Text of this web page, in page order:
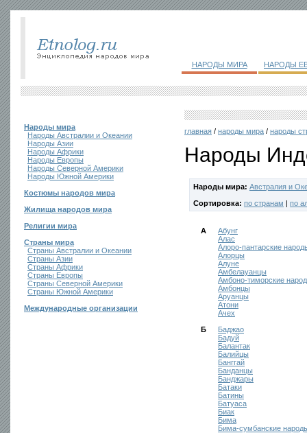
НАРОДЫ МИРА НАРОДЫ
Народы мира
Народы Австралии и Океании
Народы Азии
Народы Африки
Народы Европы
Народы Северной Америки
Народы Южной Америки
Костюмы народов мира
Жилища народов мира
Религии мира
Страны мира
Страны Австралии и Океании
Страны Азии
Страны Африки
Страны Европы
Страны Северной Америки
Страны Южной Америки
Международные организации
главная / народы мира / народы
Народы
Народы мира: Австралия и
Сортировка: по странам | по
А
Абунг
Алас
Алоро-пантарские
Алорцы
Алуне
Амбелауанцы
Амбоно-тиморские
Амбонцы
Аруанцы
Атони
Ачех
Б
Баджао
Бадуй
Балантак
Балийцы
Банггай
Банданцы
Банджары
Батаки
Батины
Батуаса
Биак
Бима
Бима-сумбанские